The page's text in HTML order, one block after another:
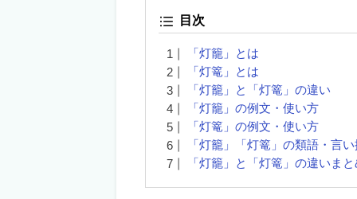
目次
「灯籠」とは
「灯篭」とは
「灯籠」と「灯篭」の違い
「灯籠」の例文・使い方
「灯篭」の例文・使い方
「灯籠」「灯篭」の類語・言
「灯籠」と「灯篭」の違いま